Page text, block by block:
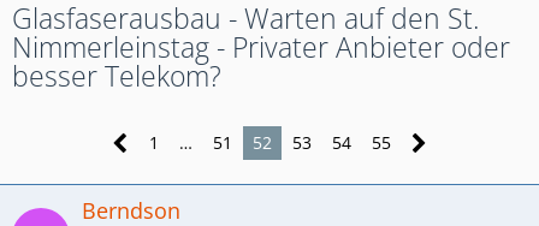
Glasfaserausbau - Warten auf den St.
Nimmerleinstag - Privater Anbieter oder
besser Telekom?
1 … 51 52 53 54 55
Berndson